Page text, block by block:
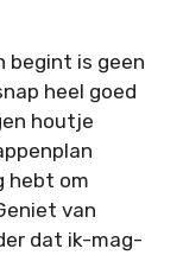
begint is geen
heel goed
houtje
hebt om
van
dat ik-mag-